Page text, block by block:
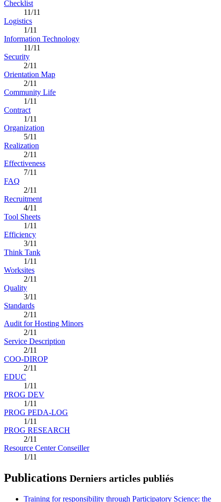
Checklist
11/11
Logistics
1/11
Information Technology
11/11
Security
2/11
Orientation Map
2/11
Community Life
1/11
Contract
1/11
Organization
5/11
Realization
2/11
Effectiveness
7/11
FAQ
2/11
Recruitment
4/11
Tool Sheets
1/11
Efficiency
3/11
Think Tank
1/11
Worksites
2/11
Quality
3/11
Standards
2/11
Audit for Hosting Minors
2/11
Service Description
2/11
COO-DIROP
2/11
EDUC
1/11
PROG DEV
1/11
PROG PEDA-LOG
1/11
PROG RESEARCH
2/11
Resource Center Conseiller
1/11
Publications Derniers articles publiés
Training for responsibility through Participatory Science: the